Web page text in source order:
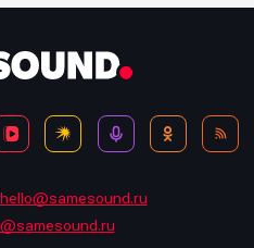
hello@samesound.ru